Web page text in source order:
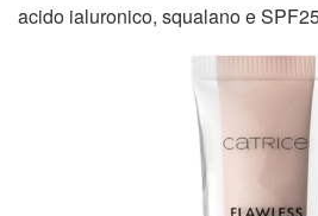
acido ialuronico, squalano e